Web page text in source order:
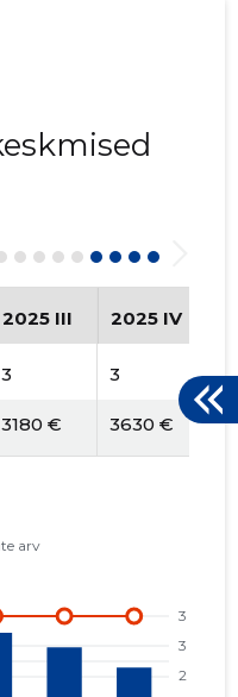
2025 III 2025 IV
3 3 3
3180 € 3630 €